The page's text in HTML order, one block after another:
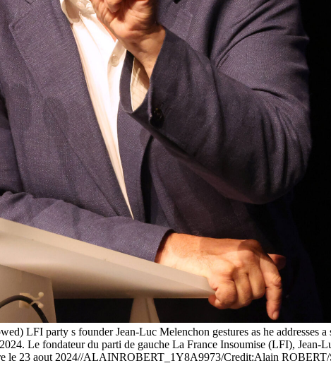
LFI party s founder Jean-Luc Melenchon gestures as he addresses
Le fondateur du parti de gauche La France Insoumise (LFI), Jean-
le 23 aout 2024//ALAINROBERT_1Y8A9973/Credit:Alain